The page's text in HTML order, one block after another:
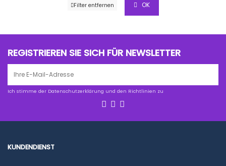
Filter entfernen OK
REGISTRIEREN SIE SICH FÜR NEWSLETTER
Ich stimme der Datenschutzerklärung und den Richtlinien zu
KUNDENDIENST